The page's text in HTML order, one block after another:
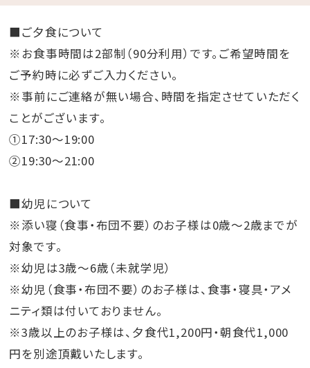
■ご夕食について
※お食事時間は2部制（90分利用）です。ご希望時間を
ご予約時に必ずご入力ください。
※事前にご連絡が無い場合、時間を指定させていただく
ことがございます。
①17:30～19:00
②19:30～21:00
■幼児について
※添い寝（食事・布団不要）のお子様は0歳～2歳までが
対象です。
※幼児は3歳～6歳（未就学児）
※幼児（食事・布団不要）のお子様は、食事・寝具・アメ
ニティ類は付いておりません。
※3歳以上のお子様は、夕食代1,200円・朝食代1,000
円を別途頂戴いたします。